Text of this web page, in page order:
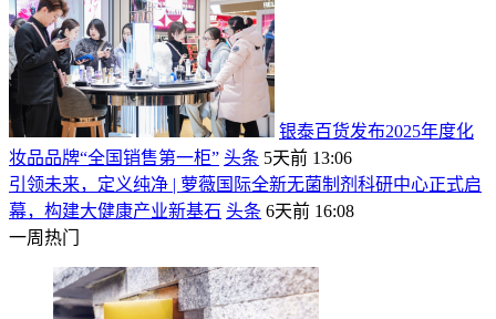
银泰百货发布2025年度化
妆品品牌“全国销售第一柜” 头条 5天前 13:06
引领未来，定义纯净 | 萝薇国际全新无菌制剂科研中心正式启
幕，构建大健康产业新基石 头条 6天前 16:08
一周热门